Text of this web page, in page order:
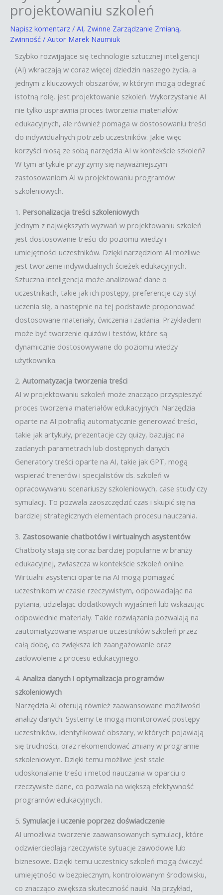
projektowaniu szkoleń
Napisz komentarz / AI, Zwinne Zarządzanie Zmianą,
Zwinność / Autor Marek Naumiuk
Szybko rozwijające się technologie sztucznej inteligencji
(AI) wkraczają w coraz więcej dziedzin naszego życia, a
jednym z kluczowych obszarów, w którym mogą odegrać
istotną rolę, jest projektowanie szkoleń. Wykorzystanie AI
nie tylko usprawnia proces tworzenia materiałów
edukacyjnych, ale również pomaga w dostosowaniu treści
do indywidualnych potrzeb uczestników. Jakie więc
korzyści niosą ze sobą narzędzia AI w kontekście szkoleń?
W tym artykule przyjrzymy się najważniejszym
zastosowaniom AI w projektowaniu programów
szkoleniowych.
1. Personalizacja treści szkoleniowych
Jednym z największych wyzwań w projektowaniu szkoleń
jest dostosowanie treści do poziomu wiedzy i
umiejętności uczestników. Dzięki narzędziom AI możliwe
jest tworzenie indywidualnych ścieżek edukacyjnych.
Sztuczna inteligencja może analizować dane o
uczestnikach, takie jak ich postępy, preferencje czy styl
uczenia się, a następnie na tej podstawie proponować
dostosowane materiały, ćwiczenia i zadania. Przykładem
może być tworzenie quizów i testów, które są
dynamicznie dostosowywane do poziomu wiedzy
użytkownika.
2. Automatyzacja tworzenia treści
AI w projektowaniu szkoleń może znacząco przyspieszyć
proces tworzenia materiałów edukacyjnych. Narzędzia
oparte na AI potrafią automatycznie generować treści,
takie jak artykuły, prezentacje czy quizy, bazując na
zadanych parametrach lub dostępnych danych.
Generatory treści oparte na AI, takie jak GPT, mogą
wspierać trenerów i specjalistów ds. szkoleń w
opracowywaniu scenariuszy szkoleniowych, case study czy
symulacji. To pozwala zaoszczędzić czas i skupić się na
bardziej strategicznych elementach procesu nauczania.
3. Zastosowanie chatbotów i wirtualnych asystentów
Chatboty stają się coraz bardziej popularne w branży
edukacyjnej, zwłaszcza w kontekście szkoleń online.
Wirtualni asystenci oparte na AI mogą pomagać
uczestnikom w czasie rzeczywistym, odpowiadając na
pytania, udzielając dodatkowych wyjaśnień lub wskazując
odpowiednie materiały. Takie rozwiązania pozwalają na
zautomatyzowane wsparcie uczestników szkoleń przez
całą dobę, co zwiększa ich zaangażowanie oraz
zadowolenie z procesu edukacyjnego.
4. Analiza danych i optymalizacja programów
szkoleniowych
Narzędzia AI oferują również zaawansowane możliwości
analizy danych. Systemy te mogą monitorować postępy
uczestników, identyfikować obszary, w których pojawiają
się trudności, oraz rekomendować zmiany w programie
szkoleniowym. Dzięki temu możliwe jest stałe
udoskonalanie treści i metod nauczania w oparciu o
rzeczywiste dane, co pozwala na większą efektywność
programów edukacyjnych.
5. Symulacje i uczenie poprzez doświadczenie
AI umożliwia tworzenie zaawansowanych symulacji, które
odzwierciedlają rzeczywiste sytuacje zawodowe lub
biznesowe. Dzięki temu uczestnicy szkoleń mogą ćwiczyć
umiejętności w bezpiecznym, kontrolowanym środowisku,
co znacząco zwiększa skuteczność nauki. Na przykład,